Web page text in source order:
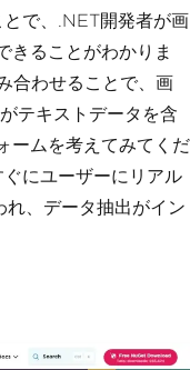
とで、.NET開発者が画
きることがわかりま
合わせることで、画
テキストデータを含
ームを考えてみてくだ
にユーザーにリアル
、データ抽出がイン